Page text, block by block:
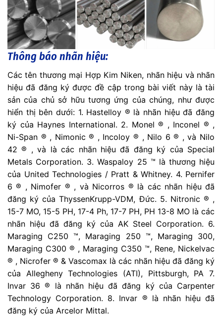
Thông báo nhãn hiệu:
Các tên thương mại Hợp Kim Niken, nhãn hiệu và nhãn
hiệu đã đăng ký được đề cập trong bài viết này là tài
sản của chủ sở hữu tương ứng của chúng, như được
hiển thị bên dưới: 1. Hastelloy ® là nhãn hiệu đã đăng
ký của Haynes International. 2. Monel ® , Inconel ® ,
Ni-Span ® , Nimonic ® , Incoloy ® , Nilo 6 ® , và Nilo
42 ® , và là các nhãn hiệu đã đăng ký của Special
Metals Corporation. 3. Waspaloy 25 ™ là thương hiệu
của United Technologies / Pratt & Whitney. 4. Pernifer
6 ® , Nimofer ® , và Nicorros ® là các nhãn hiệu đã
đăng ký của ThyssenKrupp-VDM, Đức. 5. Nitronic ® ,
15-7 MO, 15-5 PH, 17-4 Ph, 17-7 PH, PH 13-8 MO là các
nhãn hiệu đã đăng ký của AK Steel Corporation. 6.
Maraging C250 ™, Maraging 250 ™, Maraging 300,
Maraging C300 ® , Maraging C350 ™, Rene, Nickelvac
® , Nicrofer ® & Vascomax là các nhãn hiệu đã đăng ký
của Allegheny Technologies (ATI), Pittsburgh, PA 7.
Invar 36 ® là nhãn hiệu đã đăng ký của Carpenter
Technology Corporation. 8. Invar ® là nhãn hiệu đã
đăng ký của Arcelor Mittal.